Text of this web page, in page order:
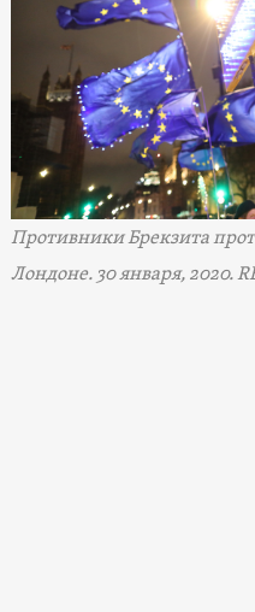
Противники Брекзита
Лондоне. 30 января, 2020.